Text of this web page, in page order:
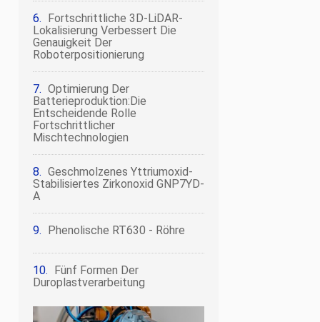
Fortschrittliche 3D-LiDAR-
Lokalisierung Verbessert Die
Genauigkeit Der
Roboterpositionierung
Optimierung Der
Batterieproduktion:Die
Entscheidende Rolle
Fortschrittlicher
Mischtechnologien
Geschmolzenes Yttriumoxid-
Stabilisiertes Zirkonoxid GNP7YD-
A
Phenolische RT630 - Röhre
Fünf Formen Der
Duroplastverarbeitung